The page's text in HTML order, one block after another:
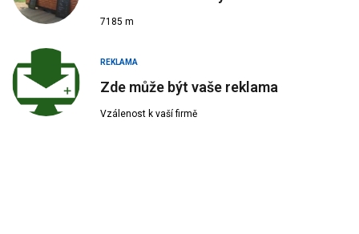
7185 m
REKLAMA
Zde může být vaše reklama
Vzálenost k vaší firmě